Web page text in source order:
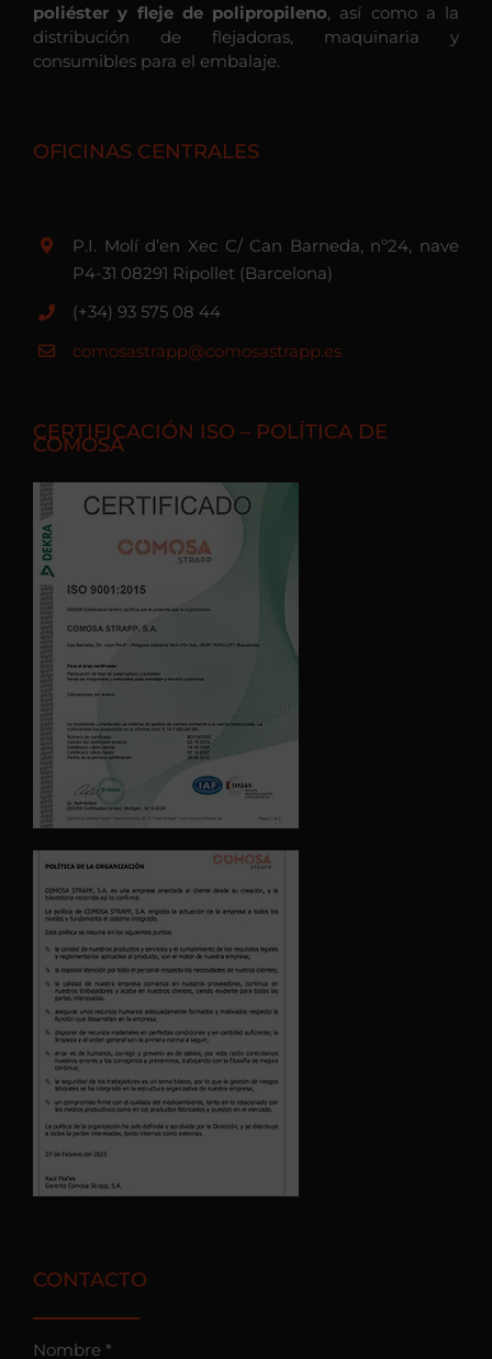
poliéster y fleje de polipropileno, así como a la
distribución de flejadoras, maquinaria y
consumibles para el embalaje.
OFICINAS CENTRALES
P.I. Molí d’en Xec C/ Can Barneda, nº24, nave
P4-31 08291 Ripollet (Barcelona)
(+34) 93 575 08 44
comosastrapp@comosastrapp.es
CERTIFICACIÓN ISO – POLÍTICA DE
COMOSA
CONTACTO
Nombre *